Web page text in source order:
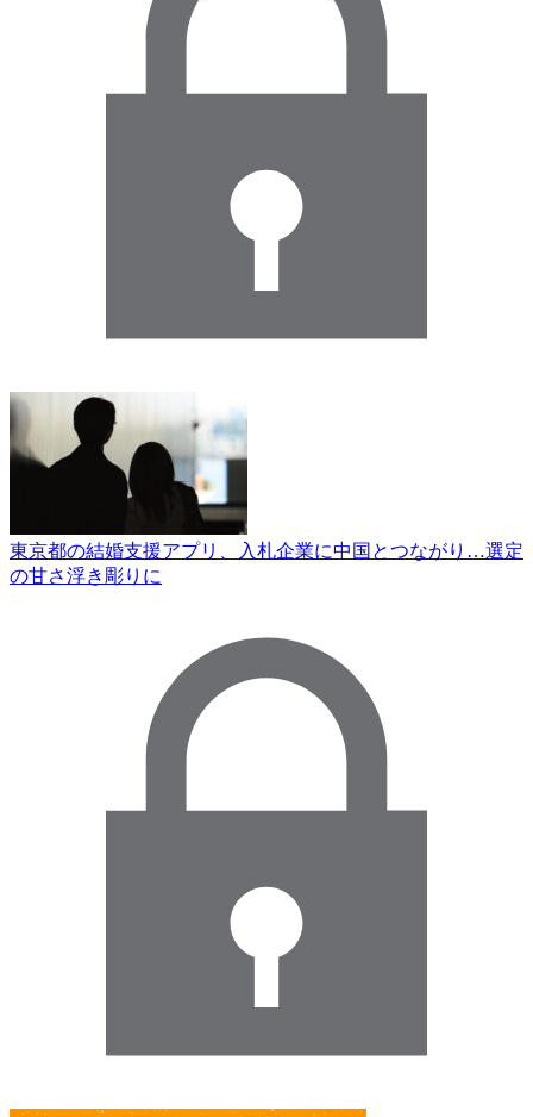
東京都の結婚支援アプリ、入札企業に中国とつながり…選定
の甘さ浮き彫りに